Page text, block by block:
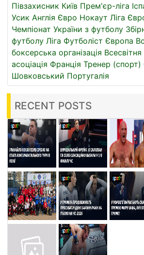
Півзахисник Київ Прем'єр-ліга
Усик Англія Євро Нокаут Ліга
Чемпіонат України з футболу
футболу Ліга Футболіст Європа
боксерська організація
асоціація Франція Тренер (спорт)
Шовковський Португалія
RECENT POSTS